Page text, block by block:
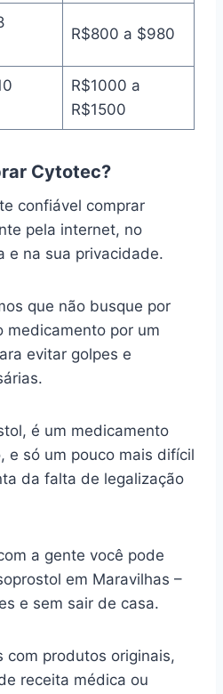
R$800 a $980
R$1000 a
R$1500
Cytotec?
confiável comprar
pela internet, no
e na sua privacidade.
que não busque por
medicamento por um
evitar golpes e
é um medicamento
e só um pouco mais difícil
da falta de legalização
a gente você pode
em Maravilhas –
e sem sair de casa.
com produtos originais,
receita médica ou